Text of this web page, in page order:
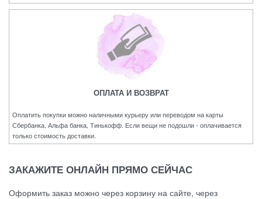
ОПЛАТА И ВОЗВРАТ
Оплатить покупки можно наличными курьеру или переводом на карты
Сбербанка, Альфа банка, Тинькофф. Если вещи не подошли - оплачивается
только стоимость доставки.
ЗАКАЖИТЕ ОНЛАЙН ПРЯМО СЕЙЧАС
Оформить заказ можно через корзину на сайте, через